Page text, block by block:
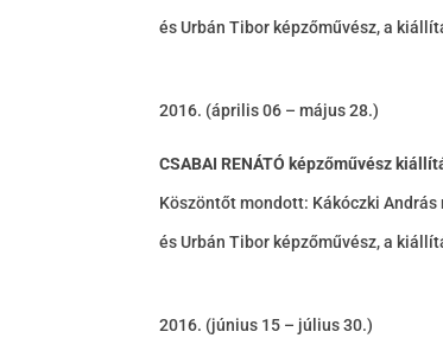
és Urbán Tibor képzőművész, a
(április 06 – május 28.)
CSABAI RENÁTÓ képzőművész
Köszöntőt mondott: Kákóczki
és Urbán Tibor képzőművész, a
(június 15 – július 30.)